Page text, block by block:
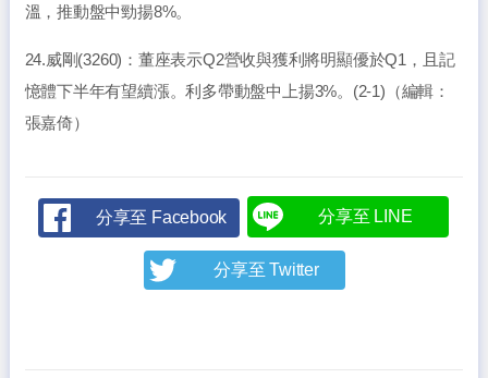
溫，推動盤中勁揚8%。
24.威剛(3260)：董座表示Q2營收與獲利將明顯優於Q1，且記
憶體下半年有望續漲。利多帶動盤中上揚3%。(2-1)（編輯：
張嘉倚）
分享至 Facebook 分享至 LINE
分享至 Twitter